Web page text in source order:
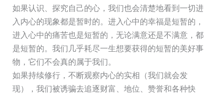
如果认识、探究自己的心，我们也会清楚地看到一切进
入内心的现象都是暂时的。进入心中的幸福是短暂的，
进入心中的痛苦也是短暂的，无论满意还是不满意，都
是短暂的。我们几乎耗尽一生想要获得的短暂的美好事
物，它们不会真的属于我们。
如果持续修行，不断观察内心的实相（我们就会发
现），我们被诱骗去追逐财富、地位、赞誉和各种快